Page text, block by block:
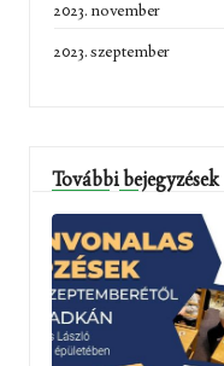
2023. november
2023. szeptember
További bejegyzések